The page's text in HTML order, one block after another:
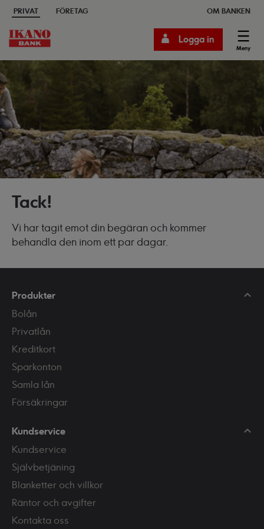
PRIVAT FÖRETAG OM BANKEN
Meny
Logga in
Tack!
Vi har tagit emot din begäran och kommer
behandla den inom ett par dagar.
Produkter
Bolån
Privatlån
Kreditkort
Sparkonton
Samla lån
Försäkringar
Kundservice
Kundservice
Självbetjäning
Blanketter och villkor
Räntor och avgifter
Kontakta oss